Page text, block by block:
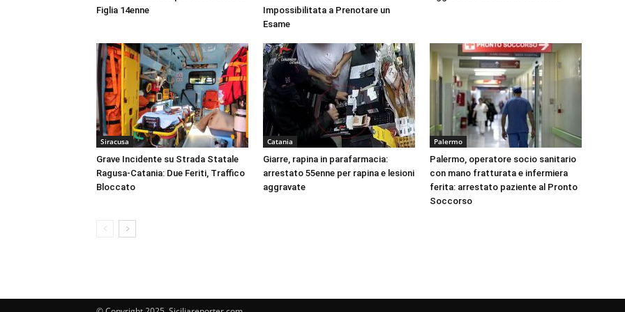
Figlia 14enne
Impossibilitata a Prenotare un
Esame
Siracusa
Grave Incidente su Strada Statale
Ragusa-Catania: Due Feriti, Traffico
Bloccato
Catania
Giarre, rapina in parafarmacia:
arrestato 55enne per rapina e lesioni
aggravate
Palermo
Palermo, operatore socio sanitario
con mano fratturata e infermiera
ferita: arrestato paziente al Pronto
Soccorso